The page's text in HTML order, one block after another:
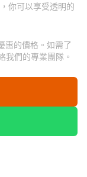
你可以享受透明的
惠的價格。如需了
我們的專業團隊。